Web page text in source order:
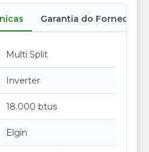
Garantia do Fornecedor
Multi Split
Inverter
18.000 btus
Elgin